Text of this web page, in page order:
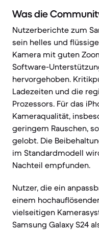
Was die
Nutzerberichte zum
sein helles und
Kamera mit guten
Software-
hervorgehoben.
Ladezeiten und die
Prozessors. Für das
Kameraqualität,
geringem Rauschen,
gelobt. Die
im Standardmodell
Nachteil empfunden.
Nutzer, die ein
einem
vielseitigen
Samsung Galaxy S24